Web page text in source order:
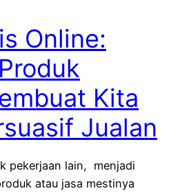
Online:
Kita
Jualan
pekerjaan lain, menjadi
atau jasa mestinya